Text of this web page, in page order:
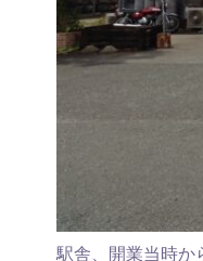
駅舎、開業当時か